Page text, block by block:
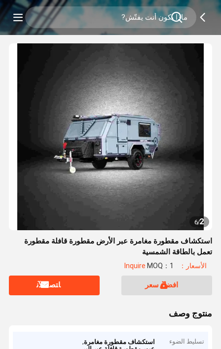
2
/
6
استكشاف مقطورة مغامرة عبر الأرض مقطورة قافلة مقطورة
تعمل بالطاقة الشمسية
الأسعار：Inquire MOQ：1
افضل سعر ﺎﺘﺼﻟ ﺍﻶﻧ
منتوج وصف
تسليط الضوء استكشاف مقطورة مغامرة,